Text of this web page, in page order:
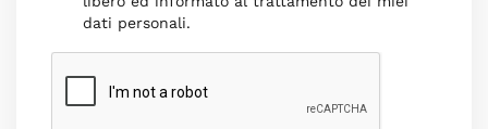
dati personali.